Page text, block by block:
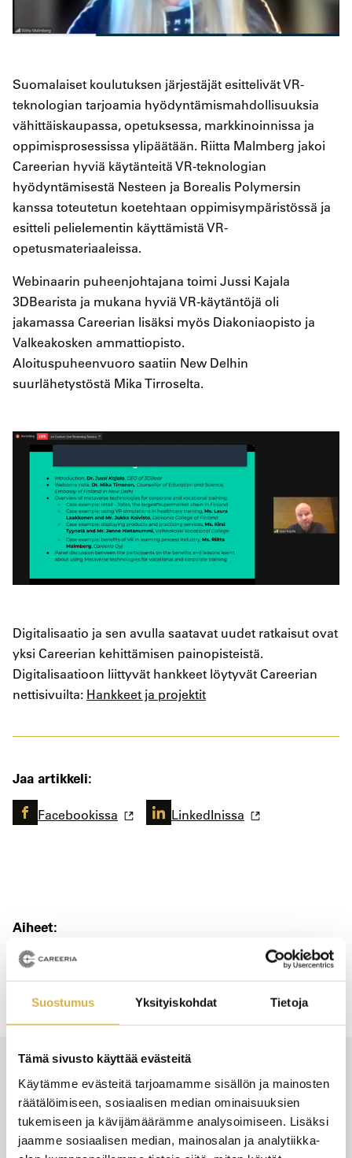
Suostumus Yksityiskohdat Tietoja
Tämä sivusto käyttää evästeitä
Käytämme evästeitä tarjoamamme sisällön ja mainosten
räätälöimiseen, sosiaalisen median ominaisuuksien
tukemiseen ja kävijämäärämme analysoimiseen. Lisäksi
jaamme sosiaalisen median, mainosalan ja analytiikka-
Aiheet:
ar/vr digitalisaatio
Suomalaiset koulutuksen järjestäjät esittelivät VR-
teknologian tarjoamia hyödyntämismahdollisuuksia
vähittäiskaupassa, opetuksessa, markkinoinnissa ja
oppimisprosessissa ylipäätään. Riitta Malmberg jakoi
Careerian hyviä käytänteitä VR-teknologian
hyödyntämisestä Nesteen ja Borealis Polymersin
kanssa toteutetun koetehtaan oppimisympäristössä ja
esitteli pelielementin käyttämistä VR-
opetusmateriaaleissa.
Webinaarin puheenjohtajana toimi Jussi Kajala
3DBearista ja mukana hyviä VR-käytäntöjä oli
jakamassa Careerian lisäksi myös Diakoniaopisto ja
Valkeakosken ammattiopisto.
Aloituspuheenvuoro saatiin New Delhin
suurlähetystöstä Mika Tirroselta.
Digitalisaatio ja sen avulla saatavat uudet ratkaisut ovat
yksi Careerian kehittämisen painopisteistä.
Digitalisaatioon liittyvät hankkeet löytyvät Careerian
nettisivuilta: Hankkeet ja projektit
Jaa artikkeli:
Facebookissa LinkedInissa
Uusimmat
Katso kaikki